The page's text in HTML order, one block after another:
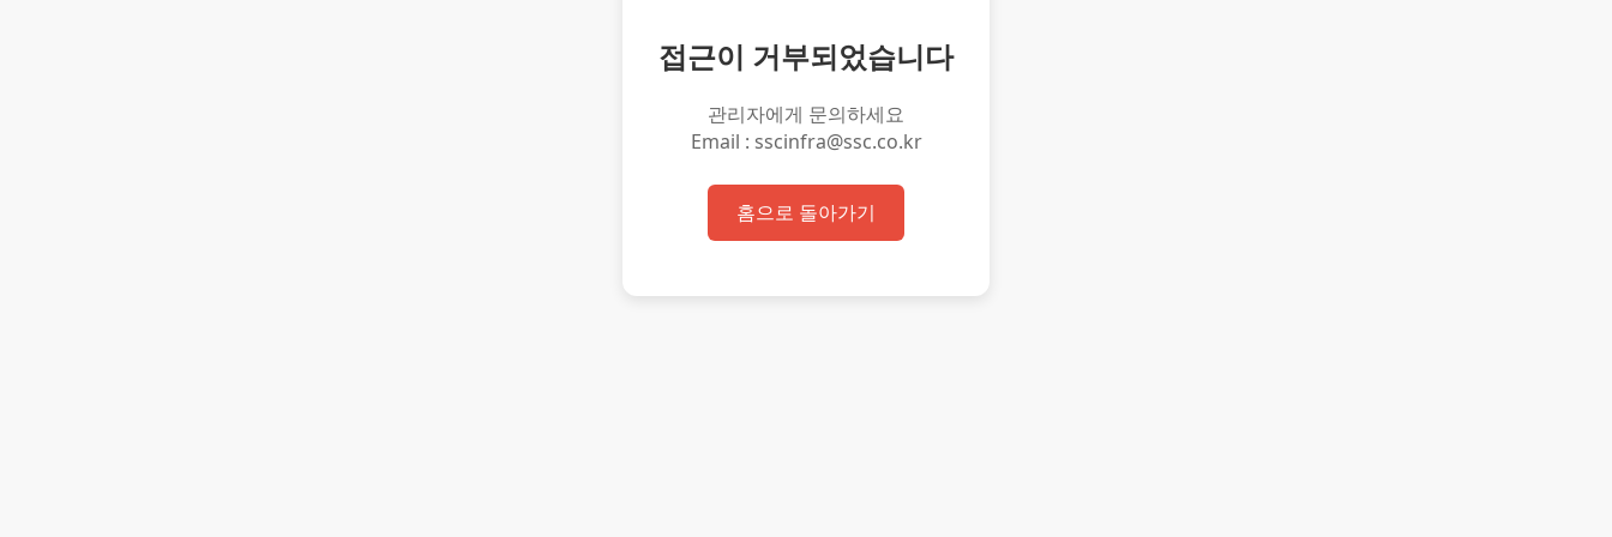
접근이 거부되었습니다
관리자에게 문의하세요
Email : sscinfra@ssc.co.kr
홈으로 돌아가기